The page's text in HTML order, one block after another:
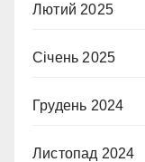
Лютий 2025
Січень 2025
Грудень 2024
Листопад 2024